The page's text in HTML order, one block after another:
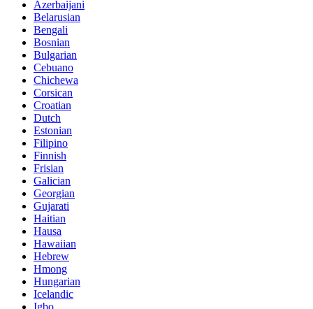
Azerbaijani
Belarusian
Bengali
Bosnian
Bulgarian
Cebuano
Chichewa
Corsican
Croatian
Dutch
Estonian
Filipino
Finnish
Frisian
Galician
Georgian
Gujarati
Haitian
Hausa
Hawaiian
Hebrew
Hmong
Hungarian
Icelandic
Igbo